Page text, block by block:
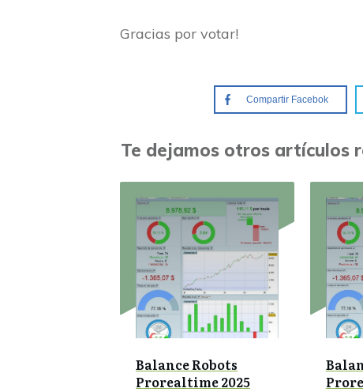
Gracias por votar!
Compartir Facebok
Te dejamos otros artículos
Balance Robots
Prorealtime 2025